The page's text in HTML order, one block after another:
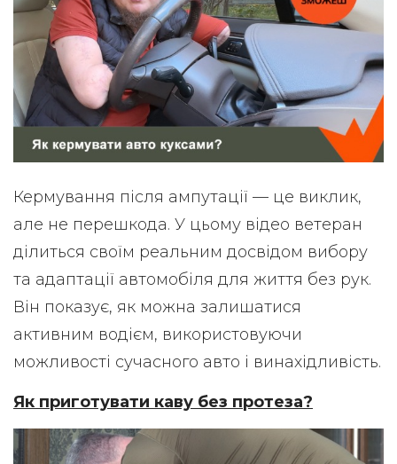
Кермування після ампутації — це виклик,
але не перешкода. У цьому відео ветеран
ділиться своїм реальним досвідом вибору
та адаптації автомобіля для життя без рук.
Він показує, як можна залишатися
активним водієм, використовуючи
можливості сучасного авто і винахідливість.
Як приготувати каву без протеза?